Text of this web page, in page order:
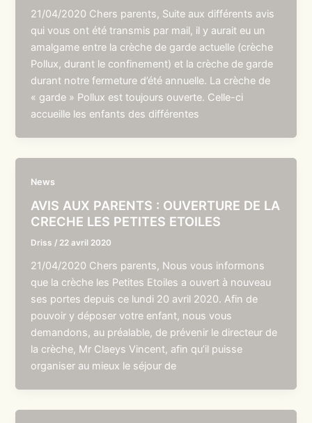
21/04/2020 Chers parents, Suite aux différents avis
qui vous ont été transmis par mail, il y aurait eu un
amalgame entre la crèche de garde actuelle (crèche
Pollux, durant le confinement) et la crèche de garde
durant notre fermeture d’été annuelle. La crèche de
« garde » Pollux est toujours ouverte. Celle-ci
accueille les enfants des différentes
News
AVIS AUX PARENTS : OUVERTURE DE LA
CRECHE LES PETITES ETOILES
Driss / 22 avril 2020
21/04/2020 Chers parents, Nous vous informons
que la crèche les Petites Etoiles a ouvert à nouveau
ses portes depuis ce lundi 20 avril 2020. Afin de
pouvoir y déposer votre enfant, nous vous
demandons, au préalable, de prévenir le directeur de
la crèche, Mr Claeys Vincent, afin qu’il puisse
organiser au mieux le séjour de